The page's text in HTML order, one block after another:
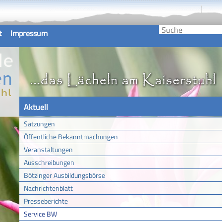
Impressum
Aktuell
Satzungen
Öffentliche Bekanntmachungen
Veranstaltungen
Ausschreibungen
Bötzinger Ausbildungsbörse
Nachrichtenblatt
Presseberichte
Service BW